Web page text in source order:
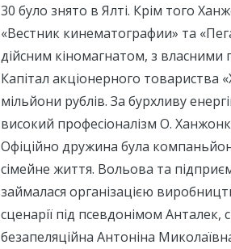
30 було знято в Ялті. Крім того
«Вестник кинематографии» та
дійсним кіномагнатом, з
Капітал акціонерного товариства
мільйони рублів. За бурхливу
високий професіоналізм О.
Офіційно дружина була
сімейне життя. Вольова та
займалася організацією
сценарії під псевдонімом
безапеляційна Антоніна